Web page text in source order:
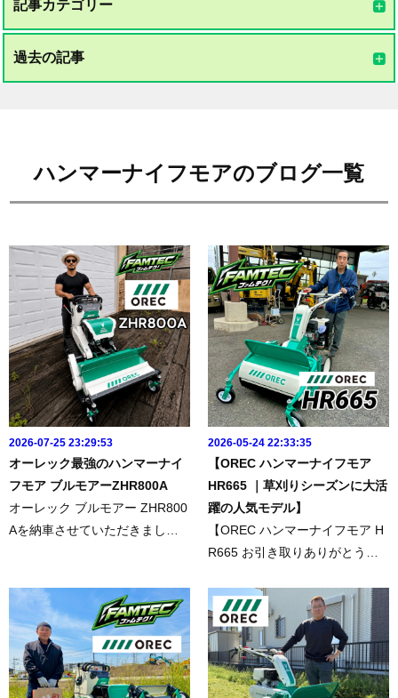
記事カテゴリー
過去の記事
ハンマーナイフモアのブログ一覧
2026-07-25 23:29:53
オーレック最強のハンマーナイ
フモア ブルモアーZHR800A
オーレック ブルモアー ZHR800
Aを納車させていただきまし
ZHR800A」を納車させていただ
きました。数ある販売店の中か
ら関口ファームテックをお選び
いただ...
2026-05-24 22:33:35
【OREC ハンマーナイフモア
HR665 ｜草刈りシーズンに大活
躍の人気モデル】
【OREC ハンマーナイフモア H
R665 お引き取りありがとうご
大活躍の人気モデル】このたび
は、ファムテク！をご利用いた
だき誠にありがとうございまし
た。今回は、OREC ハンマーナ
イフモ...